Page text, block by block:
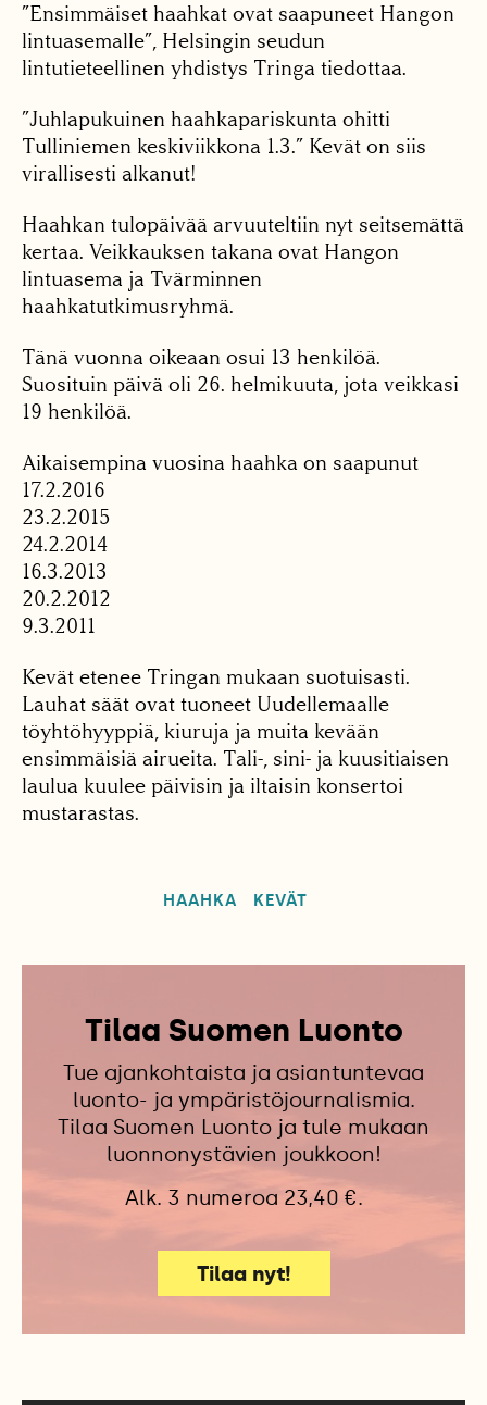
”Ensimmäiset haahkat ovat saapuneet Hangon
lintuasemalle”, Helsingin seudun
lintutieteellinen yhdistys Tringa tiedottaa.
”Juhlapukuinen haahkapariskunta ohitti
Tulliniemen keskiviikkona 1.3.” Kevät on siis
virallisesti alkanut!
Haahkan tulopäivää arvuuteltiin nyt seitsemättä
kertaa. Veikkauksen takana ovat Hangon
lintuasema ja Tvärminnen
haahkatutkimusryhmä.
Tänä vuonna oikeaan osui 13 henkilöä.
Suosituin päivä oli 26. helmikuuta, jota veikkasi
19 henkilöä.
Aikaisempina vuosina haahka on saapunut
17.2.2016
23.2.2015
24.2.2014
16.3.2013
20.2.2012
9.3.2011
Kevät etenee Tringan mukaan suotuisasti.
Lauhat säät ovat tuoneet Uudellemaalle
töyhtöhyyppiä, kiuruja ja muita kevään
ensimmäisiä airueita. Tali-, sini- ja kuusitiaisen
laulua kuulee päivisin ja iltaisin konsertoi
mustarastas.
HAAHKA KEVÄT
Tilaa Suomen Luonto
Tue ajankohtaista ja asiantuntevaa
luonto- ja ympäristöjournalismia.
Tilaa Suomen Luonto ja tule mukaan
luonnonystävien joukkoon!
Alk. 3 numeroa 23,40 €.
Tilaa nyt!